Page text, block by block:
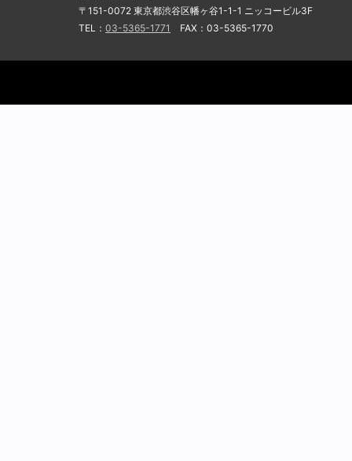
〒151-0072 東京都渋谷区幡ヶ谷1-1-1 ニッコービル3F
TEL： 03-5365-1771 FAX：03-5365-1770